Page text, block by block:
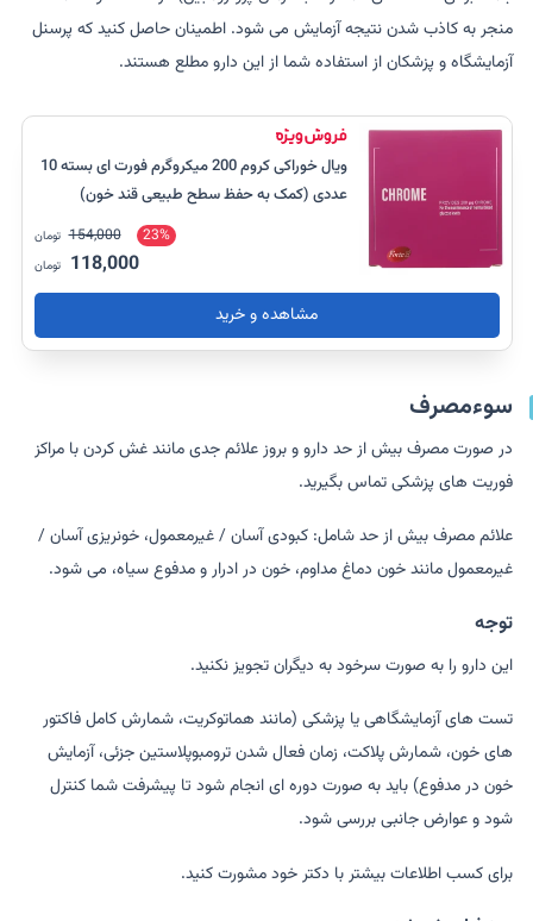
منجر به کاذب شدن نتیجه آزمایش می شود. اطمینان حاصل کنید که پرسنل
آزمایشگاه و پزشکان از استفاده شما از این دارو مطلع هستند.
ویال خوراکی کروم 200 میکروگرم فورت ای بسته 10
عددی (کمک به حفظ سطح طبیعی قند خون)
23%
154,000 تومان
118,000 تومان
مشاهده و خرید
سوءمصرف
در صورت مصرف بیش از حد دارو و بروز علائم جدی مانند غش کردن با مراکز
فوریت های پزشکی تماس بگیرید.
علائم مصرف بیش از حد شامل: کبودی آسان / غیرمعمول، خونریزی آسان /
غیرمعمول مانند خون دماغ مداوم، خون در ادرار و مدفوع سیاه، می شود.
توجه
این دارو را به صورت سرخود به دیگران تجویز نکنید.
تست های آزمایشگاهی یا پزشکی (مانند هماتوکریت، شمارش کامل فاکتور
های خون، شمارش پلاکت، زمان فعال شدن ترومبوپلاستین جزئی، آزمایش
خون در مدفوع) باید به صورت دوره ای انجام شود تا پیشرفت شما کنترل
شود و عوارض جانبی بررسی شود.
برای کسب اطلاعات بیشتر با دکتر خود مشورت کنید.